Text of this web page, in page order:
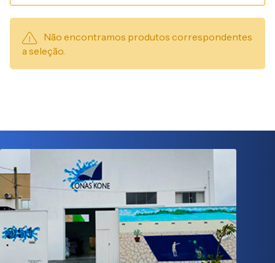
Não encontramos produtos correspondentes
a seleção.